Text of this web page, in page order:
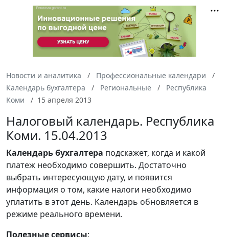
Новости и аналитика
Профессиональные календари
Календарь бухгалтера
Региональные
Республика
Коми
15 апреля 2013
Налоговый календарь. Республика
Коми. 15.04.2013
Календарьбухгалтера подскажет, когда и какой
платеж необходимо совершить. Достаточно
выбрать интересующую дату, и появится
информация о том, какие налоги необходимо
уплатить в этот день. Календарь обновляется в
режиме реального времени.
Полезные сервисы: